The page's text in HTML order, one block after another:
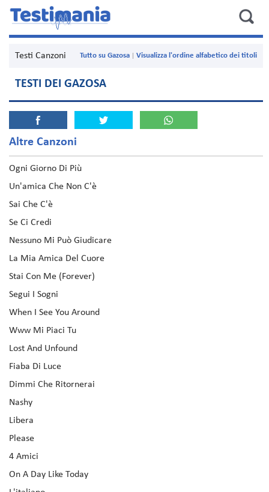
Testi Canzoni Visualizza l'ordine alfabetico dei titoli
Tutto su Gazosa
TESTI DEI GAZOSA
Altre Canzoni
Ogni Giorno Di Più
Un'amica Che Non C'è
Sai Che C'è
Se Ci Credi
Nessuno Mi Può Giudicare
La Mia Amica Del Cuore
Stai Con Me (Forever)
Segui I Sogni
When I See You Around
Www Mi Piaci Tu
Lost And Unfound
Fiaba Di Luce
Dimmi Che Ritornerai
Nashy
Libera
Please
4 Amici
On A Day Like Today